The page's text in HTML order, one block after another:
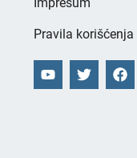
Pravila korišćenja